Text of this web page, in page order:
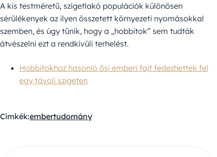
A kis testméretű, szigetlakó populációk különösen
sérülékenyek az ilyen összetett környezeti nyomásokkal
szemben, és úgy tűnik, hogy a „hobbitok” sem tudták
átvészelni ezt a rendkívüli terhelést.
Hobbitokhoz hasonló ősi emberi fajt fedezhettek fel
egy távoli szigeten
Címkék:embertudomány